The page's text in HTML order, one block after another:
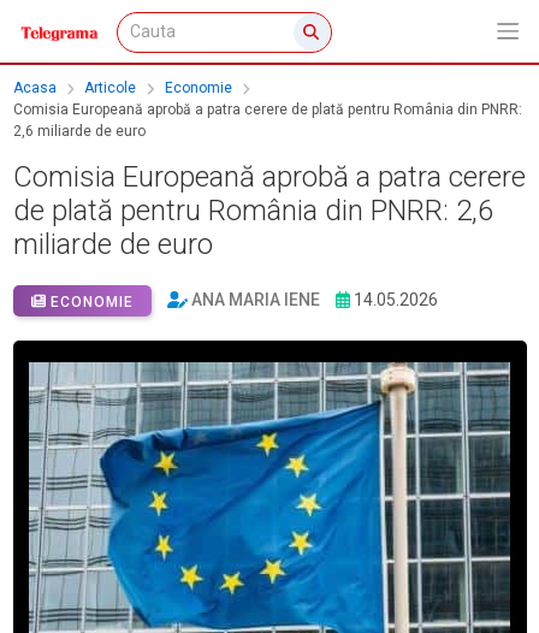
Acasa Articole
Economie
Comisia Europeană aprobă a patra cerere de plată pentru România din PNRR:
2,6 miliarde de euro
Comisia Europeană aprobă a patra cerere
de plată pentru România din PNRR: 2,6
miliarde de euro
ECONOMIE ANA MARIA IENE 14.05.2026